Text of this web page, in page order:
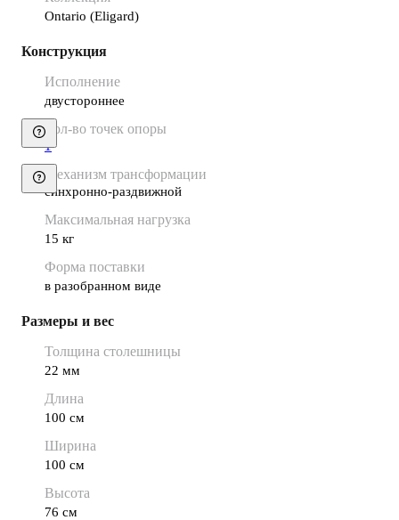
Ontario (Eligard)
Конструкция
Исполнение
двустороннее
Кол-во точек опоры
1
Механизм трансформации
синхронно-раздвижной
Максимальная нагрузка
15 кг
Форма поставки
в разобранном виде
Размеры и вес
Толщина столешницы
22 мм
Длина
100 см
Ширина
100 см
Высота
76 см